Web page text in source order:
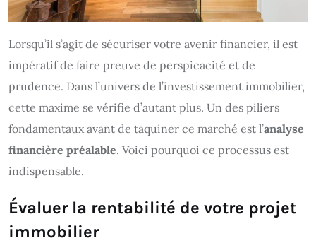
Lorsqu’il s’agit de sécuriser votre avenir financier, il est
impératif de faire preuve de perspicacité et de
prudence. Dans l’univers de l’investissement immobilier,
cette maxime se vérifie d’autant plus. Un des piliers
fondamentaux avant de taquiner ce marché est l’analyse
financière préalable. Voici pourquoi ce processus est
indispensable.
Évaluer la rentabilité de votre projet
immobilier